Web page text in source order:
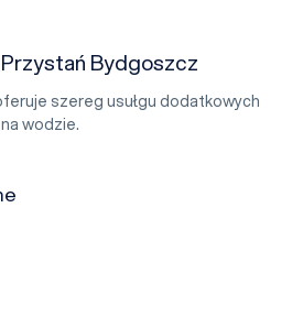
Bydgoszcz
szereg usułgu dodatkowych
wodzie.